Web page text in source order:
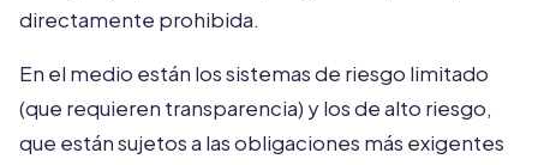
directamente prohibida.
En el medio están los sistemas de riesgo limitado
(que requieren transparencia) y los de alto riesgo,
que están sujetos a las obligaciones más exigentes